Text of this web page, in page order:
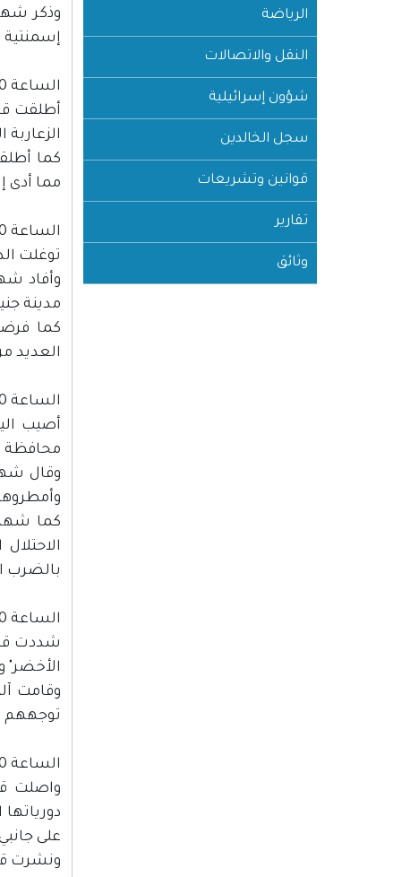
الرياضة
النقل والاتصالات
شؤون إسرائيلية
سجل الخالدين
قوانين وتشريعات
تقارير
وثائق
وذكر
إسمنتية
الساعة 15:00
أطلقت
كما
مما أدى
الساعة 14:00
توغلت
وأفاد
مدينة
كما
العديد
الساعة 12:00
أصيب
محافظة
وقال
كما
بالضرب
الساعة 11:00
شددت
وقامت
توجههم
الساعة 10:00
واصلت
على
ونشرت